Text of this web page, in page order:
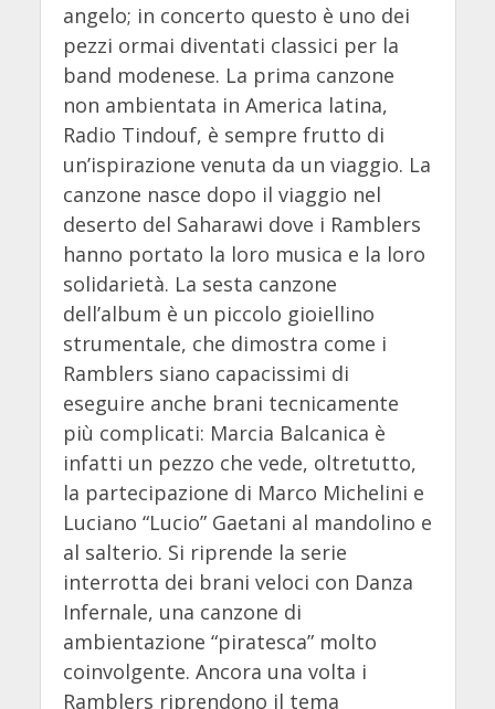
angelo; in concerto questo è uno dei
pezzi ormai diventati classici per la
band modenese. La prima canzone
non ambientata in America latina,
Radio Tindouf, è sempre frutto di
un’ispirazione venuta da un viaggio. La
canzone nasce dopo il viaggio nel
deserto del Saharawi dove i Ramblers
hanno portato la loro musica e la loro
solidarietà. La sesta canzone
dell’album è un piccolo gioiellino
strumentale, che dimostra come i
Ramblers siano capacissimi di
eseguire anche brani tecnicamente
più complicati: Marcia Balcanica è
infatti un pezzo che vede, oltretutto,
la partecipazione di Marco Michelini e
Luciano “Lucio” Gaetani al mandolino e
al salterio. Si riprende la serie
interrotta dei brani veloci con Danza
Infernale, una canzone di
ambientazione “piratesca” molto
coinvolgente. Ancora una volta i
Ramblers riprendono il tema